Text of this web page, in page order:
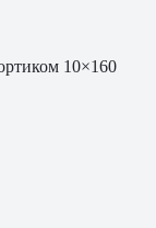
10×160